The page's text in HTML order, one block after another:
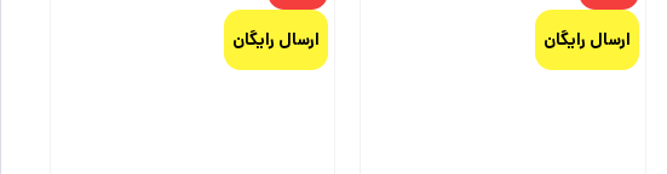
ارسال رایگان ارسال رایگان